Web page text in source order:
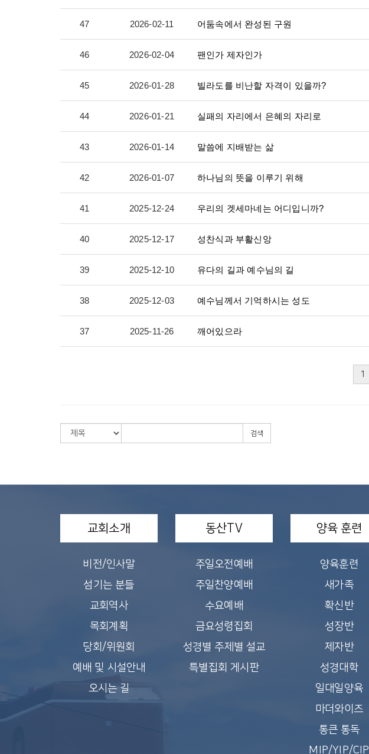
47 2026-02-11 어둠속에서 완성된 구원
46 2026-02-04 팬인가 제자인가
45 2026-01-28 빌라도를 비난할 자격이 있을까?
44 2026-01-21 실패의 자리에서 은혜의 자리로
43 2026-01-14 말씀에 지배받는 삶
42 2026-01-07 하나님의 뜻을 이루기 위해
41 2025-12-24 우리의 겟세마네는 어디입니까?
40 2025-12-17 성찬식과 부활신앙
39 2025-12-10 유다의 길과 예수님의 길
38 2025-12-03 예수님께서 기억하시는 성도
37 2025-11-26 깨어있으라
1
검색
교회소개
비전/인사말
섬기는 분들
교회역사
목회계획
당회/위원회
예배 및 시설안내
오시는 길
동산TV
주일오전예배
주일찬양예배
수요예배
금요성령집회
성경별 주제별 설교
특별집회 게시판
양육 훈련
양육훈련
새가족
확신반
성장반
제자반
성경대학
일대일양육
마더와이즈
통큰 통독
MIP/YIP/CIP